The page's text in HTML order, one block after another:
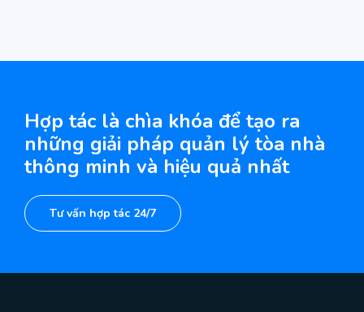
Hợp tác là chìa khóa để tạo ra
những giải pháp quản lý tòa nhà
thông minh và hiệu quả nhất
Tư vấn hợp tác 24/7